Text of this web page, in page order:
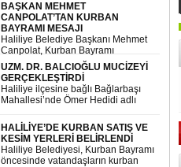
BAŞKAN MEHMET
CANPOLAT’TAN KURBAN
BAYRAMI MESAJI
Haliliye Belediye Başkanı Mehmet
Canpolat, Kurban Bayramı
dolayısıyla bir mesaj yayınladı
UZM. DR. BALCIOĞLU MUCİZEYİ
GERÇEKLEŞTİRDİ
Haliliye ilçesine bağlı Bağlarbaşı
Mahallesi’nde Ömer Hedidi adlı
dengesini kayıp ederek demir
çubukların üzerine düştü.
HALİLİYE’DE KURBAN SATIŞ VE
KESİM YERLERİ BELİRLENDİ
Haliliye Belediyesi, Kurban Bayramı
öncesinde vatandaşların kurban